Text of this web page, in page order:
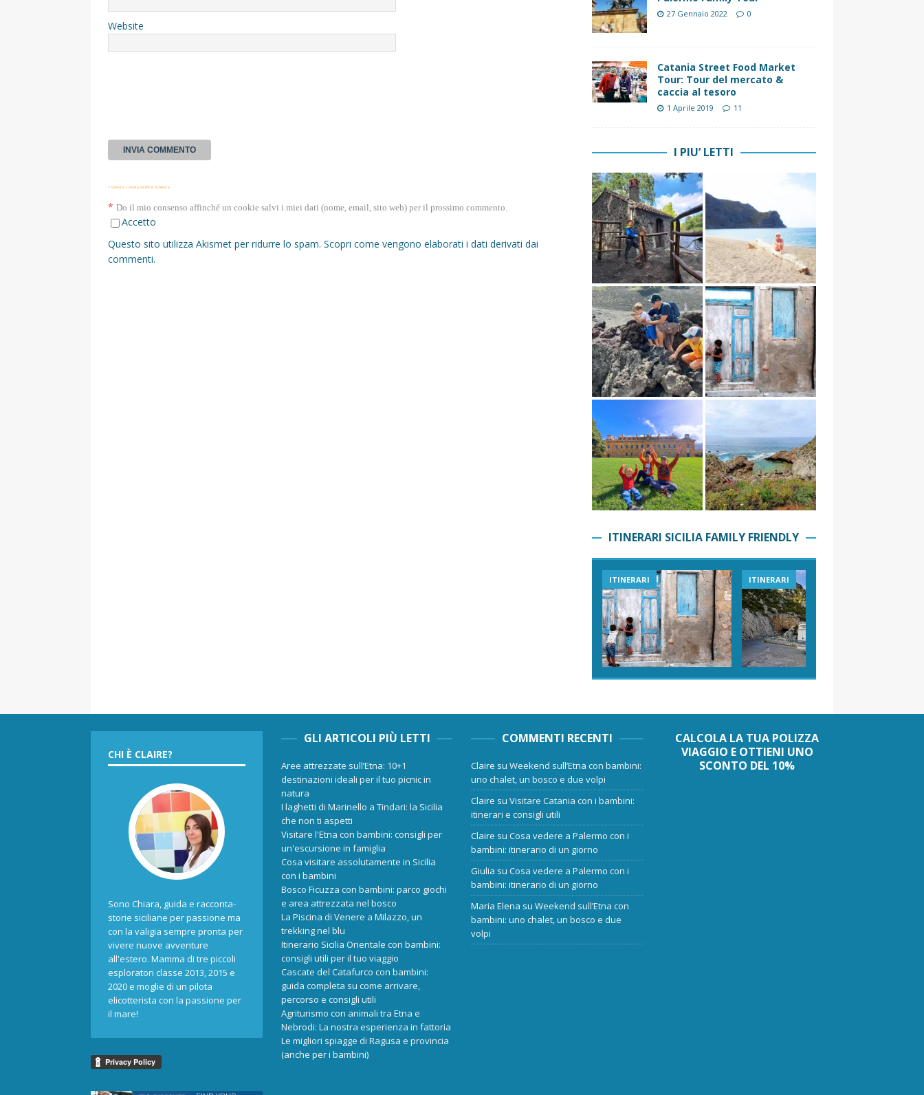
Website
* Questa casella GDPR è richiesta
* Do il mio consenso affinché un cookie salvi i miei dati (nome, email, sito web) per il prossimo commento.
Accetto
Questo sito utilizza Akismet per ridurre lo spam. Scopri come vengono elaborati i dati derivati dai
commenti.
27 Gennaio 2022 0
Catania Street Food Market
Tour: Tour del mercato &
caccia al tesoro
1 Aprile 2019 11
I PIU’ LETTI
ITINERARI SICILIA FAMILY FRIENDLY
ITINERARI ITINERARI
CHI È CLAIRE?
Sono Chiara, guida e racconta-
storie siciliane per passione ma
con la valigia sempre pronta per
vivere nuove avventure
all'estero. Mamma di tre piccoli
esploratori classe 2013, 2015 e
2020 e moglie di un pilota
elicotterista con la passione per
il mare!
GLI ARTICOLI PIÙ LETTI
Aree attrezzate sull’Etna: 10+1
destinazioni ideali per il tuo picnic in
natura
I laghetti di Marinello a Tindari: la Sicilia
che non ti aspetti
Visitare l'Etna con bambini: consigli per
un'escursione in famiglia
Cosa visitare assolutamente in Sicilia
con i bambini
Bosco Ficuzza con bambini: parco giochi
e area attrezzata nel bosco
La Piscina di Venere a Milazzo, un
trekking nel blu
Itinerario Sicilia Orientale con bambini:
consigli utili per il tuo viaggio
Cascate del Catafurco con bambini:
guida completa su come arrivare,
percorso e consigli utili
Agriturismo con animali tra Etna e
Nebrodi: La nostra esperienza in fattoria
Le migliori spiagge di Ragusa e provincia
(anche per i bambini)
COMMENTI RECENTI
Claire suWeekend sull’Etna con bambini:
uno chalet, un bosco e due volpi
Claire suVisitare Catania con i bambini:
itinerari e consigli utili
Claire suCosa vedere a Palermo con i
bambini: itinerario di un giorno
Giulia suCosa vedere a Palermo con i
bambini: itinerario di un giorno
Maria Elena suWeekend sull’Etna con
bambini: uno chalet, un bosco e due
volpi
CALCOLA LA TUA POLIZZA
VIAGGIO E OTTIENI UNO
SCONTO DEL 10%